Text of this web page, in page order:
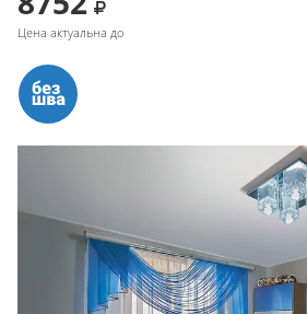
Цена актуальна до